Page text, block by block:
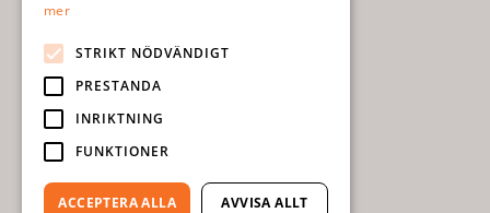
272 92 Simrishamn
mer
STRIKT NÖDVÄNDIGT
PRESTANDA
INRIKTNING
FUNKTIONER
ACCEPTERA ALLA AVVISA ALLT